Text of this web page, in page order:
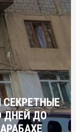
СЕКРЕТНЫЕ
ДНЕЙ ДО